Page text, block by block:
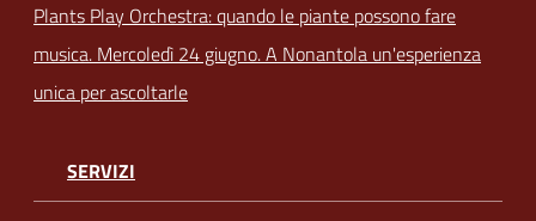
Plants Play Orchestra: quando le piante possono fare
musica. Mercoledì 24 giugno. A Nonantola un'esperienza
unica per ascoltarle
SERVIZI